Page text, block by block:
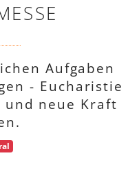
Aufgaben
- Eucharistie
und neue Kraft